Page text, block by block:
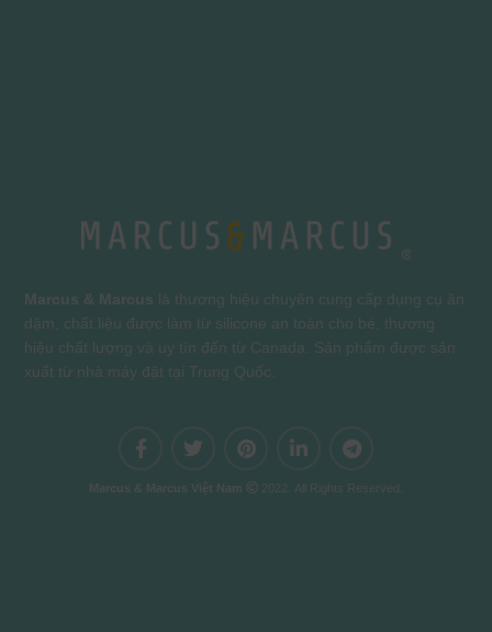
Marcus & Marcus là thương hiệu chuyên cung cấp dụng cụ ăn
dặm, chất liệu được làm từ silicone an toàn cho bé, thương
hiệu chất lượng và uy tín đến từ Canada. Sản phẩm được sản
xuất từ nhà máy đặt tại Trung Quốc.
Marcus & Marcus Việt Nam 2022. All Rights Reserved.